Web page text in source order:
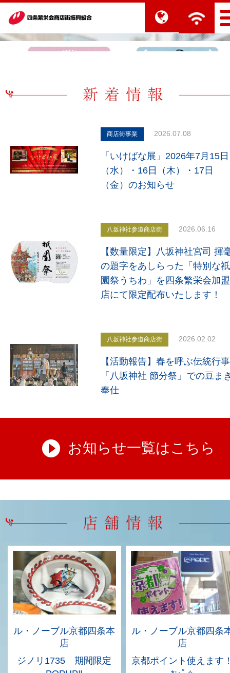
商店街事業 2026.07.08
「いけばな展」2026年7月15日
（水）・16日（木）・17日
（金）のお知らせ
八坂神社参道商店街 2026.06.16
【数量限定】八坂神社宮司 揮
の題字をあしらった「特別な祇
園祭うちわ」を四条繁栄会加盟
店にて限定配布いたします！
八坂神社参道商店街 2026.02.02
【活動報告】春を呼ぶ伝統行事
「八坂神社 節分祭」での豆ま
奉仕
お知らせ一覧はこちら
ル・ノーブル京都四条本
店
ジノリ1735 期間限定
ル・ノーブル京都四条
店
京都ポイント使えます